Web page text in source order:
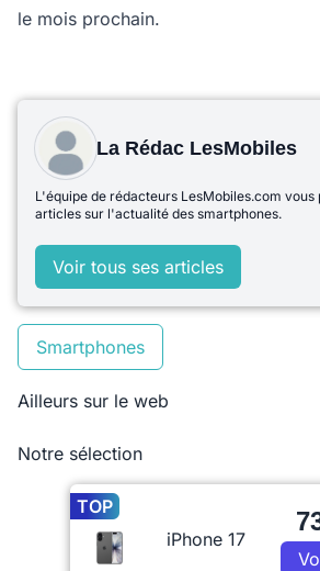
le mois prochain.
La Rédac LesMobiles
L'équipe de rédacteurs LesMobiles.com vous
articles sur l'actualité des smartphones.
Voir tous ses articles
Smartphones
Ailleurs sur le web
Notre sélection
TOP
iPhone 17